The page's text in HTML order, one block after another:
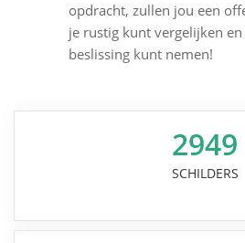
opdracht, zullen jou een
je rustig kunt vergelijken
beslissing kunt nemen!
2949
SCHILDERS